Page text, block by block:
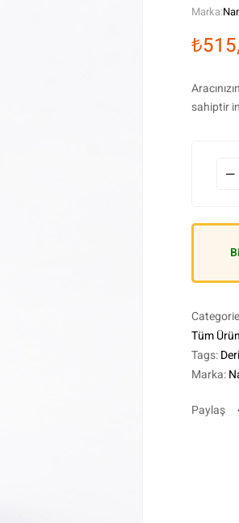
Marka:
₺
sahiptir
Tüm
Tags:
Marka:
Paylaş